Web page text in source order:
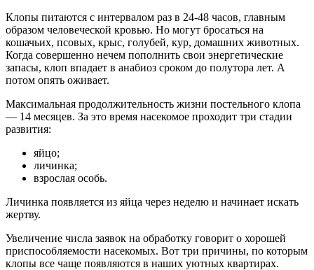
Клопы питаются с интервалом раз в 24-48 часов, главным
образом человеческой кровью. Но могут бросаться на
кошачьих, псовых, крыс, голубей, кур, домашних животных.
Когда совершенно нечем пополнить свои энергетические
запасы, клоп впадает в анабиоз сроком до полутора лет. А
потом опять оживает.
Максимальная продолжительность жизни постельного клопа
— 14 месяцев. За это время насекомое проходит три стадии
развития:
яйцо;
личинка;
взрослая особь.
Личинка появляется из яйца через неделю и начинает искать
жертву.
Увеличение числа заявок на обработку говорит о хорошей
приспособляемости насекомых. Вот три причины, по которым
клопы все чаще появляются в наших уютных квартирах.